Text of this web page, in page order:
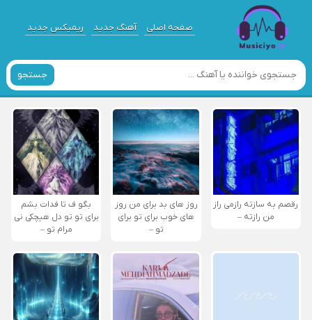
صفحه اصلی آهنگ جدید ریمیکس جدید
جستجو
رقصم به سازته رازمی راز
من رازته –
روز های بد برای من روز
های خوب برای تو برای
تو –
بگو ف تا فدات بشم
برای تو تو دل هیچکی نی
مرام تو –